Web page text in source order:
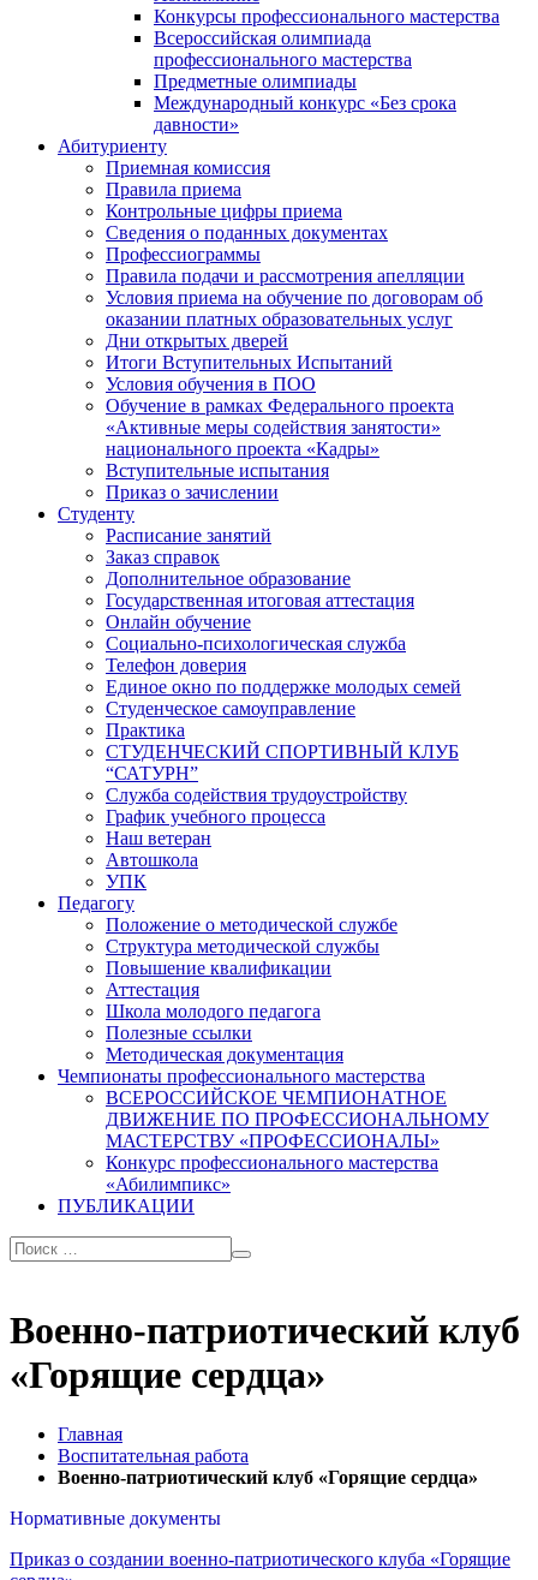
Конкурсы профессионального мастерства
Всероссийская олимпиада
профессионального мастерства
Предметные олимпиады
Международный конкурс «Без срока
давности»
Абитуриенту
Приемная комиссия
Правила приема
Контрольные цифры приема
Сведения о поданных документах
Профессиограммы
Правила подачи и рассмотрения апелляции
Условия приема на обучение по договорам об
оказании платных образовательных услуг
Дни открытых дверей
Итоги Вступительных Испытаний
Условия обучения в ПОО
Обучение в рамках Федерального проекта
«Активные меры содействия занятости»
национального проекта «Кадры»
Вступительные испытания
Приказ о зачислении
Студенту
Расписание занятий
Заказ справок
Дополнительное образование
Государственная итоговая аттестация
Онлайн обучение
Социально-психологическая служба
Телефон доверия
Единое окно по поддержке молодых семей
Студенческое самоуправление
Практика
СТУДЕНЧЕСКИЙ СПОРТИВНЫЙ КЛУБ
“САТУРН”
Служба содействия трудоустройству
График учебного процесса
Наш ветеран
Автошкола
УПК
Педагогу
Положение о методической службе
Структура методической службы
Повышение квалификации
Аттестация
Школа молодого педагога
Полезные ссылки
Методическая документация
Чемпионаты профессионального мастерства
ВСЕРОССИЙСКОЕ ЧЕМПИОНАТНОЕ
ДВИЖЕНИЕ ПО ПРОФЕССИОНАЛЬНОМУ
МАСТЕРСТВУ «ПРОФЕССИОНАЛЫ»
Конкурс профессионального мастерства
«Абилимпикс»
ПУБЛИКАЦИИ
Военно-патриотический клуб
«Горящие сердца»
Главная
Воспитательная работа
Военно-патриотический клуб «Горящие сердца»
Нормативные документы
Приказ о создании военно-патриотического клуба «Горящие